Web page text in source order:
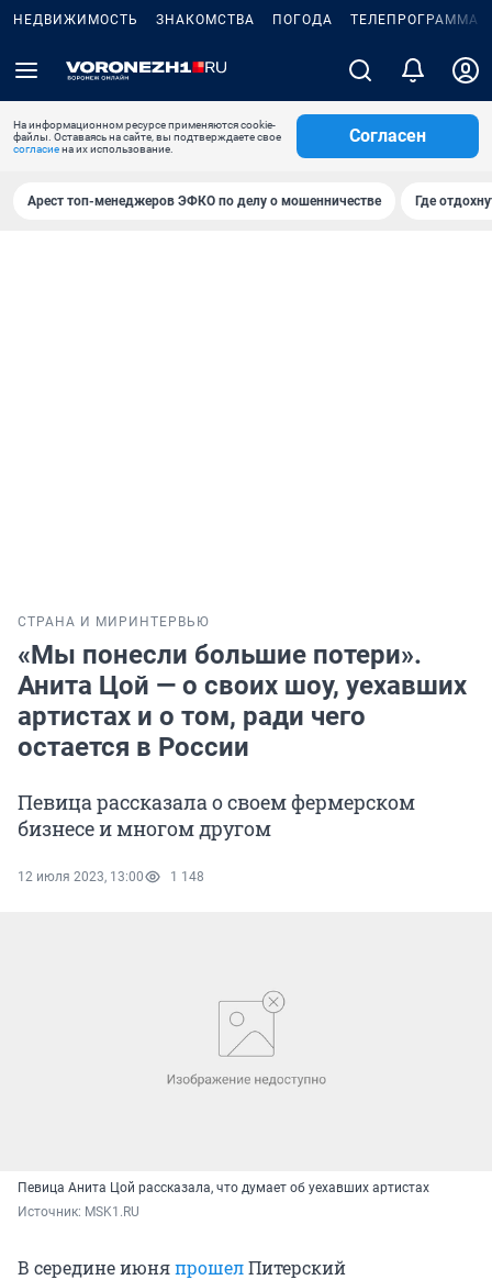
НЕДВИЖИМОСТЬ ЗНАКОМСТВА ПОГОДА ТЕЛЕПРОГРАММА
На информационном ресурсе применяются cookie-
файлы. Оставаясь на сайте, вы подтверждаете свое
согласиена их использование.
Согласен
Арест топ-менеджеров ЭФКО по делу о мошенничестве Где
СТРАНА И МИР ИНТЕРВЬЮ
«Мы понесли большие потери».
Анита Цой — о своих шоу, уехавших
артистах и о том, ради чего
остается в России
Певица рассказала о своем фермерском
бизнесе и многом другом
12 июля 2023, 13:00 1 148
Певица Анита Цой рассказала, что думает об уехавших артистах
Источник: MSK1.RU
В середине июняпрошелПитерский